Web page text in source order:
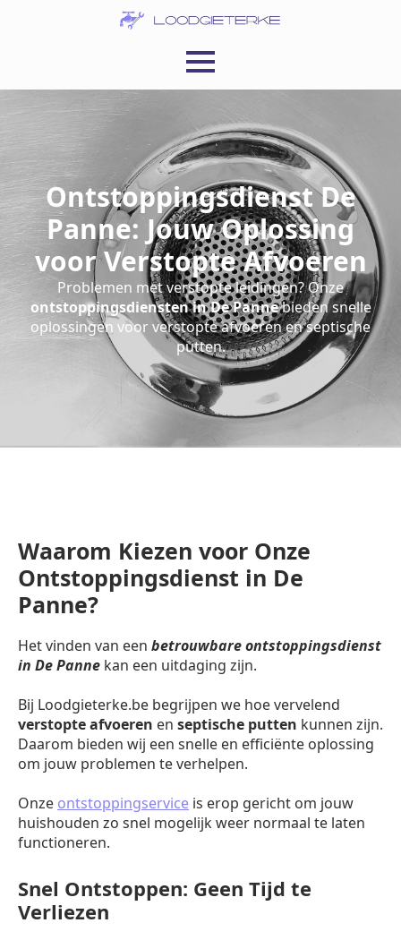
Ontstoppingsdienst De
Panne: Jouw Oplossing
voor Verstopte Afvoeren
Problemen met verstopte leidingen? Onze
ontstoppingsdiensten in De Pannebieden snelle
oplossingen voor verstopte afvoeren en septische
putten.
Waarom Kiezen voor Onze
Ontstoppingsdienst in De
Panne?
Het vinden van een betrouwbare ontstoppingsdienst
in De Panne kan een uitdaging zijn.
Bij Loodgieterke.be begrijpen we hoe vervelend
verstopte afvoeren en septische putten kunnen zijn.
Daarom bieden wij een snelle en efficiënte oplossing
om jouw problemen te verhelpen.
Onze ontstoppingservice is erop gericht om jouw
huishouden zo snel mogelijk weer normaal te laten
functioneren.
Snel Ontstoppen: Geen Tijd te
Verliezen